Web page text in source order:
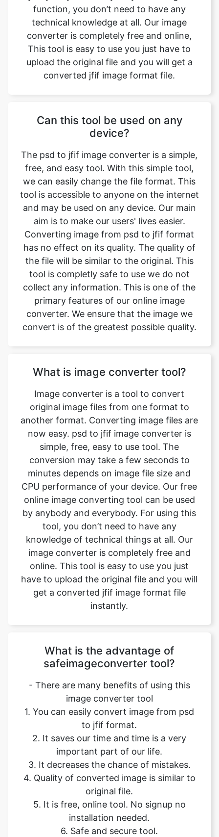
This tool is easy to use you just have to
upload the original file and you will get a
converted jfif image format file.
Can this tool be used on any
free, and easy tool. With this simple tool,
we can easily change the file format. This
tool is accessible to anyone on the internet
and may be used on any device. Our main
aim is to make our users' lives easier.
Converting image from psd to jfif format
has no effect on its quality. The quality of
the file will be similar to the original. This
tool is completly safe to use we do not
collect any information. This is one of the
primary features of our online image
converter. We ensure that the image we
convert is of the greatest possible quality.
What is image converter tool?
another format. Converting image files are
now easy. psd to jfif image converter is
simple, free, easy to use tool. The
conversion may take a few seconds to
minutes depends on image file size and
CPU performance of your device. Our free
online image converting tool can be used
by anybody and everybody. For using this
tool, you don’t need to have any
knowledge of technical things at all. Our
image converter is completely free and
online. This tool is easy to use you just
have to upload the original file and you will
get a converted jfif image format file
instantly.
What is the advantage of
image converter tool
1. You can easily convert image from psd
to jfif format.
2. It saves our time and time is a very
important part of our life.
3. It decreases the chance of mistakes.
4. Quality of converted image is similar to
original file.
5. It is free, online tool. No signup no
installation needed.
6. Safe and secure tool.
7. It takes no time to give desired result.